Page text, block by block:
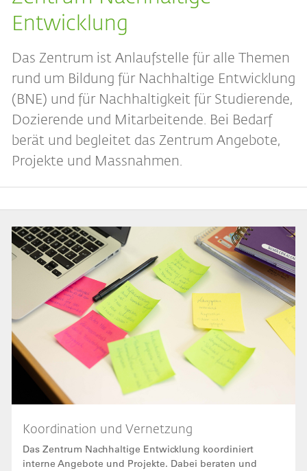
Entwicklung
Das Zentrum ist Anlaufstelle für alle Themen
rund um Bildung für Nachhaltige Entwicklung
(BNE) und für Nachhaltigkeit für Studierende,
Dozierende und Mitarbeitende. Bei Bedarf
berät und begleitet das Zentrum Angebote,
Projekte und Massnahmen.
Bild
Koordination und Vernetzung
Das Zentrum Nachhaltige Entwicklung koordiniert
interne Angebote und Projekte. Dabei beraten und